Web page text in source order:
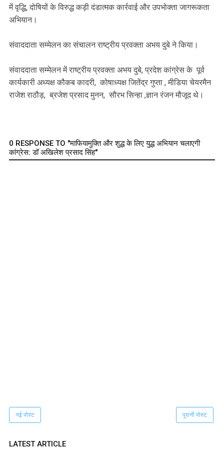
में वृद्धि, दोषियों के विरुद्ध कड़ी दंडात्मक कार्रवाई और उपभोक्ता जागरूकता
अभियान।
संवाददाता सम्मेलन का संचालन राष्ट्रीय प्रवक्ता अभय दुबे ने किया।
संवाददाता सम्मेलन में राष्ट्रीय प्रवक्ता अभय दुबे, प्रदेश कांग्रेस के पूर्व
कार्यकारी अध्यक्ष कौकब कादरी, कोषाध्यक्ष जितेंद्र गुप्ता , मीडिया चेयरमैन
राजेश राठौड़, ब्रजेश प्रसाद मुनन, सौरभ सिन्हा ,ज्ञान रंजन मौजूद थे।
0 RESPONSE TO "माफियामुक्ति और शुद्ध के लिए युद्ध अभियान चलाएगी
कांग्रेस: डॉ अखिलेश प्रसाद सिंह"
नई पोस्ट पुरानी पोस्ट
LATEST ARTICLE